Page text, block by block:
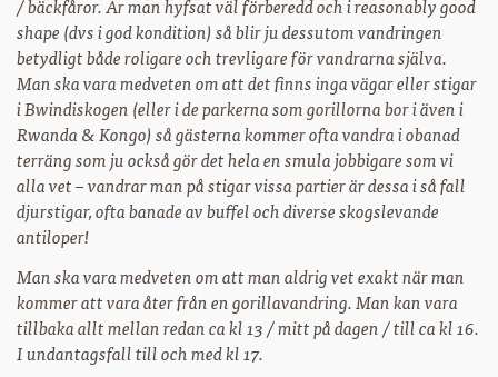
shape (dvs i god kondition) så blir ju dessutom vandringen
betydligt både roligare och trevligare för vandrarna själva.
Man ska vara medveten om att det finns inga vägar eller stigar
i Bwindiskogen (eller i de parkerna som gorillorna bor i även i
Rwanda & Kongo) så gästerna kommer ofta vandra i obanad
terräng som ju också gör det hela en smula jobbigare som vi
alla vet – vandrar man på stigar vissa partier är dessa i så fall
djurstigar, ofta banade av buffel och diverse skogslevande
antiloper!
Man ska vara medveten om att man aldrig vet exakt när man
kommer att vara åter från en gorillavandring. Man kan vara
tillbaka allt mellan redan ca kl 13 / mitt på dagen / till ca kl 16.
I undantagsfall till och med kl 17.